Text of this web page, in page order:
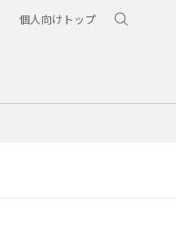
個人向けトップ